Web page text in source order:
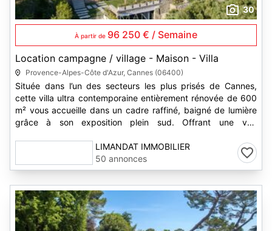
30
À partir de 96 250 € / Semaine
Location campagne / village - Maison - Villa
Provence-Alpes-Côte d'Azur, Cannes (06400)
Située dans l’un des secteurs les plus prisés de Cannes,
cette villa ultra contemporaine entièrement rénovée de 600
m² vous accueille dans un cadre raffiné, baigné de lumière
grâce à son exposition plein sud. Offrant une vue
LIMANDAT IMMOBILIER
50 annonces